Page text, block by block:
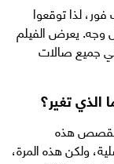
لذا توقعوا
وجه. يعرض الفيلم
في جميع صالات
الذي تغير؟
فقصص هذه
ولكن هذه المرة،